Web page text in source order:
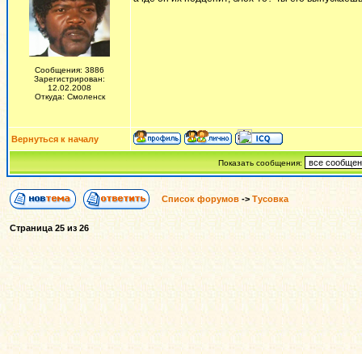
Сообщения: 3886
Зарегистрирован:
12.02.2008
Откуда: Смоленск
Вернуться к началу
Показать сообщения:
Список форумов -> Тусовка
Страница 25 из 26